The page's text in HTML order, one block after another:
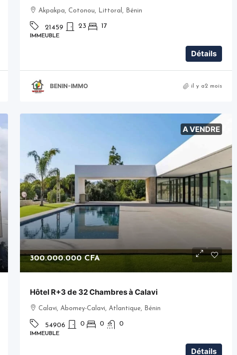
Akpakpa, Cotonou, Littoral, Bénin
21459 23 17
IMMEUBLE
Détails
BENIN-IMMO il y a2 mois
A VENDRE
300.000.000 CFA
Hôtel R+3 de 32 Chambres à Calavi
Calavi, Abomey-Calavi, Atlantique, Bénin
54906 0 0 0
IMMEUBLE
Détails